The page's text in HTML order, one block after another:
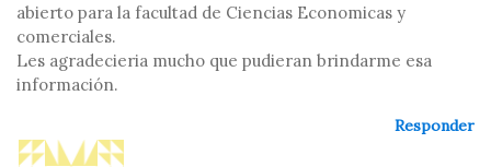
abierto para la facultad de Ciencias Economicas y
comerciales.
Les agradecieria mucho que pudieran brindarme esa
información.
Responder